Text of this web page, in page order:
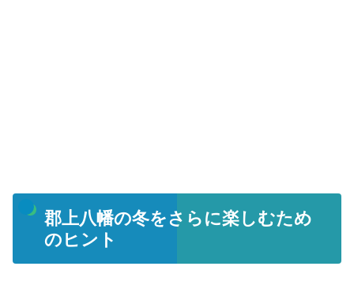
郡上八幡の冬をさらに楽しむため
のヒント